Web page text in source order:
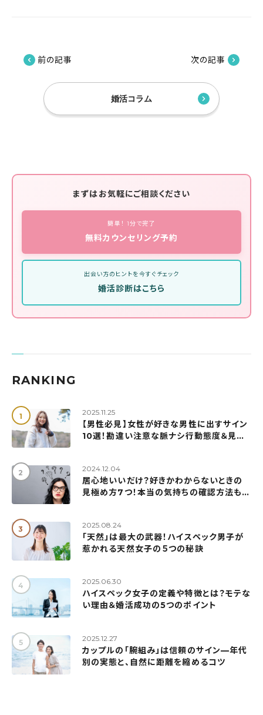
前の記事
婚活コラム
次の記事
まずはお気軽にご相談ください
簡単！ 1分で完了
無料カウンセリング予約
出会い方のヒントを今すぐチェック
婚活診断はこちら
RANKING
2025.11.25
【男性必見】女性が好きな男性に出すサイン
10選！勘違い注意な脈ナシ行動態度＆見極
2024.12.04
居心地いいだけ？好きかわからないときの
見極め方7つ！本当の気持ちの確認方法も紹
2025.08.24
「天然」は最大の武器！ハイスペック男子が
惹かれる天然女子の５つの秘訣
2025.06.30
ハイスペック女子の定義や特徴とは？モテな
い理由＆婚活成功の5つのポイント
2025.12.27
カップルの「腕組み」は信頼のサイン—年代
別の実態と、自然に距離を縮めるコツ